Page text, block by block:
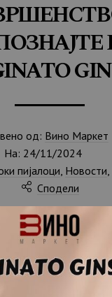
GIN
од: Вино Маркет
На: 24/11/2024
пијалоци, Новости,
Сподели